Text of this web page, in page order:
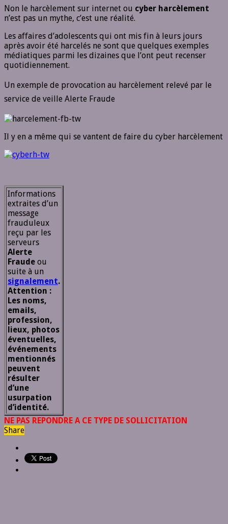
Non le harcèlement sur internet ou cyber harcèlement
n’est pas un mythe, c’est une réalité.
Les affaires d’adolescents qui ont mis fin à leurs jours
après avoir été harcelés ne sont que quelques exemples
médiatiques parmi les dizaines que l’ont peut recenser
quotidiennement.
Un exemple de provocation au harcèlement relevé par le
service de veille Alerte Fraude
Il y en a même qui se vantent de faire du cyber harcèlement
Informations
extraites d’un
message
frauduleux
reçu par les
serveurs
Alerte
Fraude ou
suite à un
signalement.
Attention :
Les noms,
emails,
profession,
lieux, photos
éventuelles,
événements
mentionnés
peuvent
résulter
d’une
usurpation
d’identité.
NE PAS REPONDRE A CE TYPE DE SOLLICITATION
Share